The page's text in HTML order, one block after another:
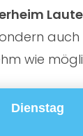
wie
Dienstag